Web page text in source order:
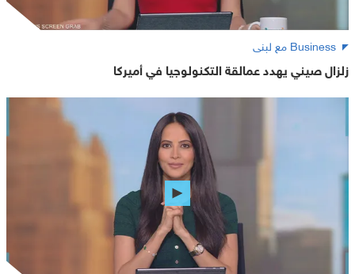
Business مع لبنى
زلزال صيني يهدد عمالقة التكنولوجيا في أميركا